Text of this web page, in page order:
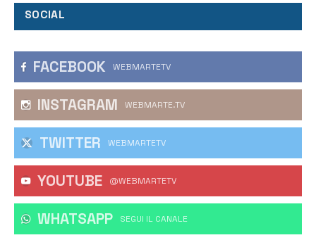
SOCIAL
FACEBOOK WEBMARTETV
INSTAGRAM WEBMARTE.TV
TWITTER WEBMARTETV
YOUTUBE @WEBMARTETV
WHATSAPP ‎SEGUI IL CANALE